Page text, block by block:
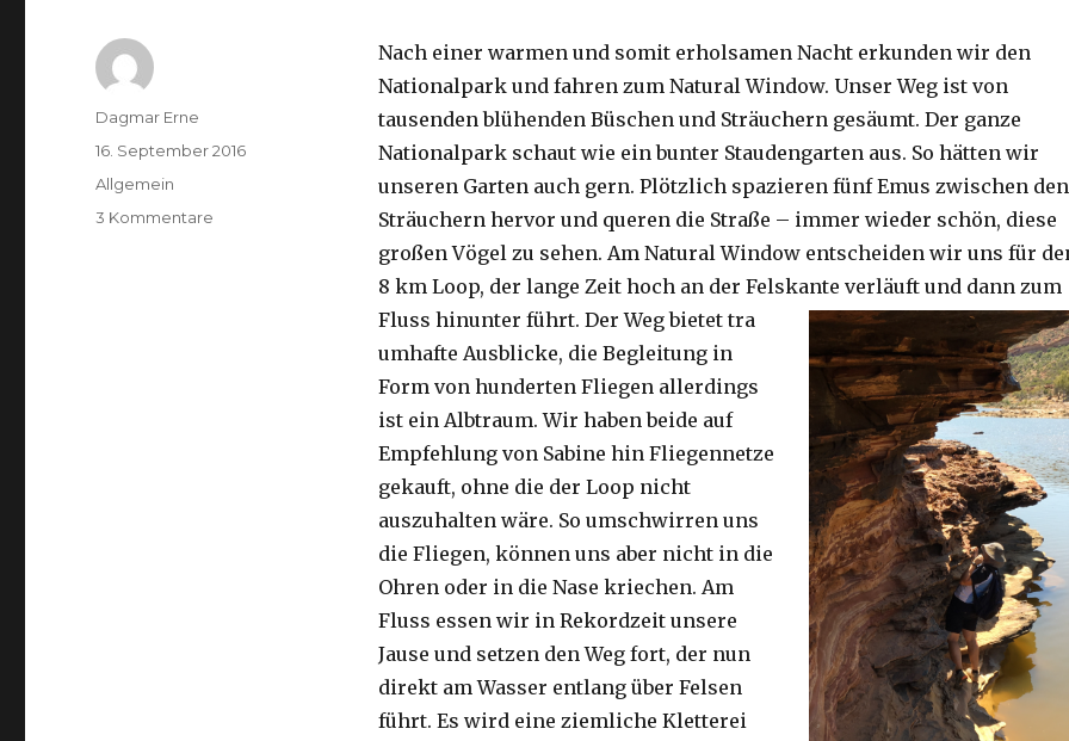
Nach einer warmen und somit erholsamen Nacht erkunden wir den
Nationalpark und fahren zum Natural Window. Unser Weg ist von
tausenden blühenden Büschen und Sträuchern gesäumt. Der ganze
Nationalpark schaut wie ein bunter Staudengarten aus. So hätten wir
unseren Garten auch gern. Plötzlich spazieren fünf Emus zwischen den
Sträuchern hervor und queren die Straße – immer wieder schön, diese
großen Vögel zu sehen. Am Natural Window entscheiden wir uns für
8 km Loop, der lange Zeit hoch an der Felskante verläuft und dann zum
Fluss hinunter führt. Der Weg bietet tra
umhafte Ausblicke, die Begleitung in
Form von hunderten Fliegen allerdings
ist ein Albtraum. Wir haben beide auf
Empfehlung von Sabine hin Fliegennetze
gekauft, ohne die der Loop nicht
auszuhalten wäre. So umschwirren uns
die Fliegen, können uns aber nicht in die
Ohren oder in die Nase kriechen. Am
Fluss essen wir in Rekordzeit unsere
Jause und setzen den Weg fort, der nun
direkt am Wasser entlang über Felsen
führt. Es wird eine ziemliche Kletterei
Autor
Dagmar Erne
Veröffentlicht
am
16. September 2016
Kategorien
Allgemein
3 Kommentare